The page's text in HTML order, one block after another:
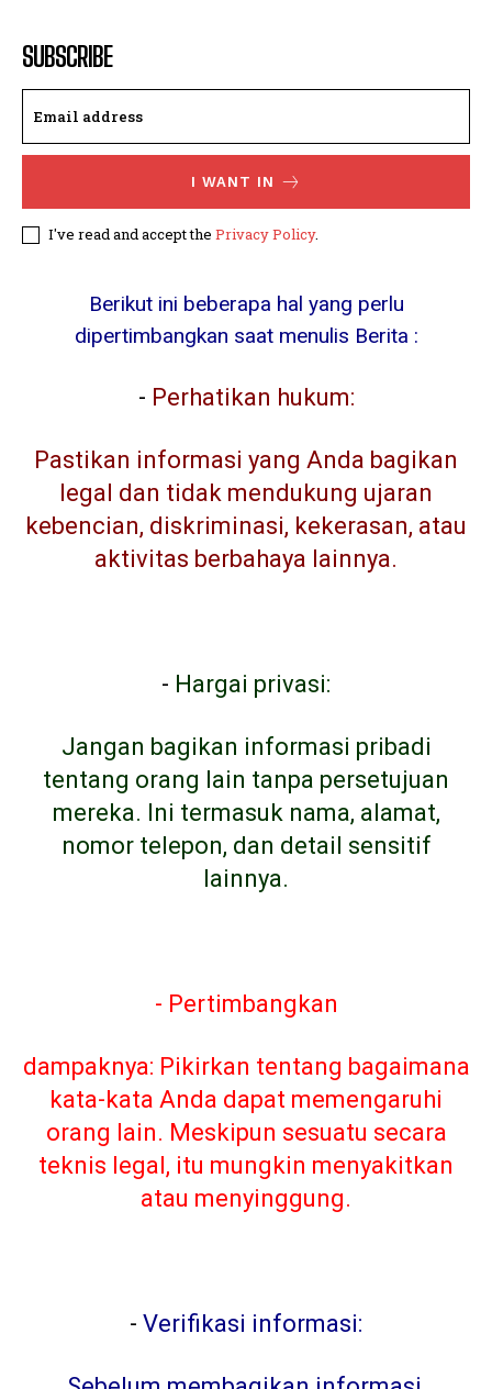
SUBSCRIBE
I WANT IN
I've read and accept the Privacy Policy.
Berikut ini beberapa hal yang perlu
dipertimbangkan saat menulis Berita :
- Perhatikan hukum:
Pastikan informasi yang Anda bagikan
legal dan tidak mendukung ujaran
kebencian, diskriminasi, kekerasan, atau
aktivitas berbahaya lainnya.
- Hargai privasi:
Jangan bagikan informasi pribadi
tentang orang lain tanpa persetujuan
mereka. Ini termasuk nama, alamat,
nomor telepon, dan detail sensitif
lainnya.
- Pertimbangkan
dampaknya: Pikirkan tentang bagaimana
kata-kata Anda dapat memengaruhi
orang lain. Meskipun sesuatu secara
teknis legal, itu mungkin menyakitkan
atau menyinggung.
- Verifikasi informasi: